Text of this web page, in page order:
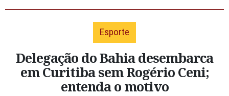
Esporte
Delegação do Bahia desembarca
em Curitiba sem Rogério Ceni;
entenda o motivo